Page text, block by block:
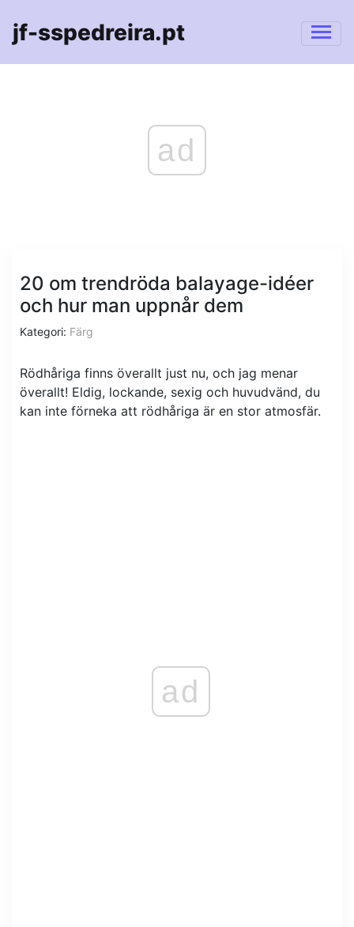
jf-sspedreira.pt
ad
20 om trendröda balayage-idéer
och hur man uppnår dem
Kategori: Färg
Rödhåriga finns överallt just nu, och jag menar
överallt! Eldig, lockande, sexig och huvudvänd, du
kan inte förneka att rödhåriga är en stor atmosfär.
ad